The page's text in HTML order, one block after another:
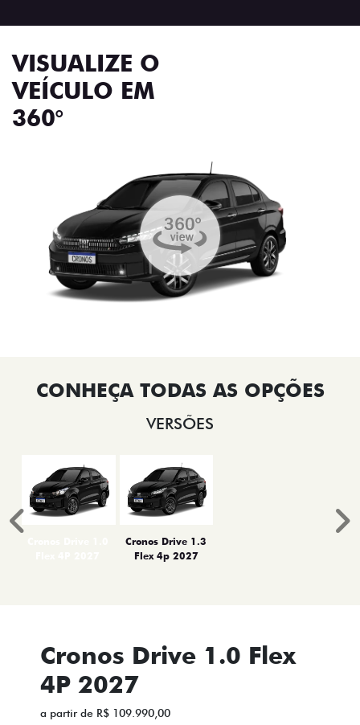
VISUALIZE O
VEÍCULO EM
360°
VERSÕES
Cronos Drive 1.3
Flex 4p 2027
Anterior
Cronos Drive 1.0 Flex
4P 2027
a partir de R$ 109.990,00